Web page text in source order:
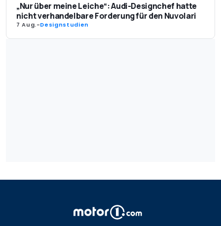
„Nur über meine Leiche“: Audi-Designchef hatte
nicht verhandelbare Forderung für den Nuvolari
7 Aug.-Designstudien